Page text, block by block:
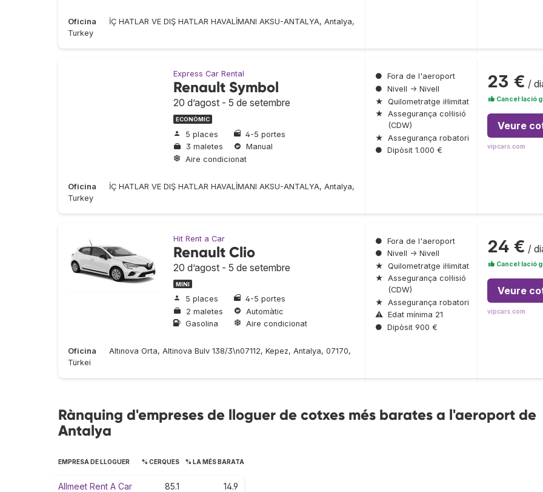
Oficina
İÇ HATLAR VE DIŞ HATLAR HAVALİMANI AKSU-ANTALYA, Antalya,
Turkey
Express Car Rental
Renault Symbol
20 d’agost - 5 de setembre
ECONÒMIC
5 places
4-5 portes
3 maletes
Manual
Aire condicionat
Oficina
İÇ HATLAR VE DIŞ HATLAR HAVALİMANI AKSU-ANTALYA, Antalya,
Turkey
● Fora de l'aeroport
● Nivell → Nivell
★ Quilometratge il·limitat
★ Assegurança col·lisió
(CDW)
★ Assegurança robatori
● Dipòsit 1.000 €
23 € /
Cancel·lació
Veure
vipcars.com
Hit Rent a Car
Renault Clio
20 d’agost - 5 de setembre
MINI
5 places
4-5 portes
2 maletes
Automàtic
Gasolina
Aire condicionat
Oficina
Altınova Orta, Altinova Bulv 138/3\n07112, Kepez, Antalya, 07170,
Türkei
● Fora de l'aeroport
● Nivell → Nivell
★ Quilometratge il·limitat
★ Assegurança col·lisió
(CDW)
★ Assegurança robatori
⚠ Edat mínima 21
● Dipòsit 900 €
24 € /
Cancel·lació
Veure
vipcars.com
Rànquing d'empreses de lloguer de cotxes més barates a l'aeroport de
Antalya
EMPRESA DE LLOGUER % CERQUES % LA MÉS BARATA
Allmeet Rent A Car 85.1 14.9